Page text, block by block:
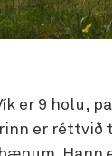
er 9 holu,
er réttvið